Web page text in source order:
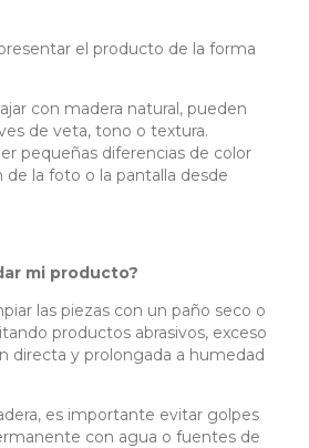
el producto de la forma
con madera natural, pueden
de veta, tono o textura.
pequeñas diferencias de color
de la foto o la pantalla desde
mi producto?
las piezas con un paño seco o
productos abrasivos, exceso
directa y prolongada a humedad
es importante evitar golpes
con agua o fuentes de